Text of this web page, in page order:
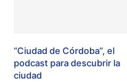
“Ciudad de Córdoba”, el
podcast para descubrir la
ciudad